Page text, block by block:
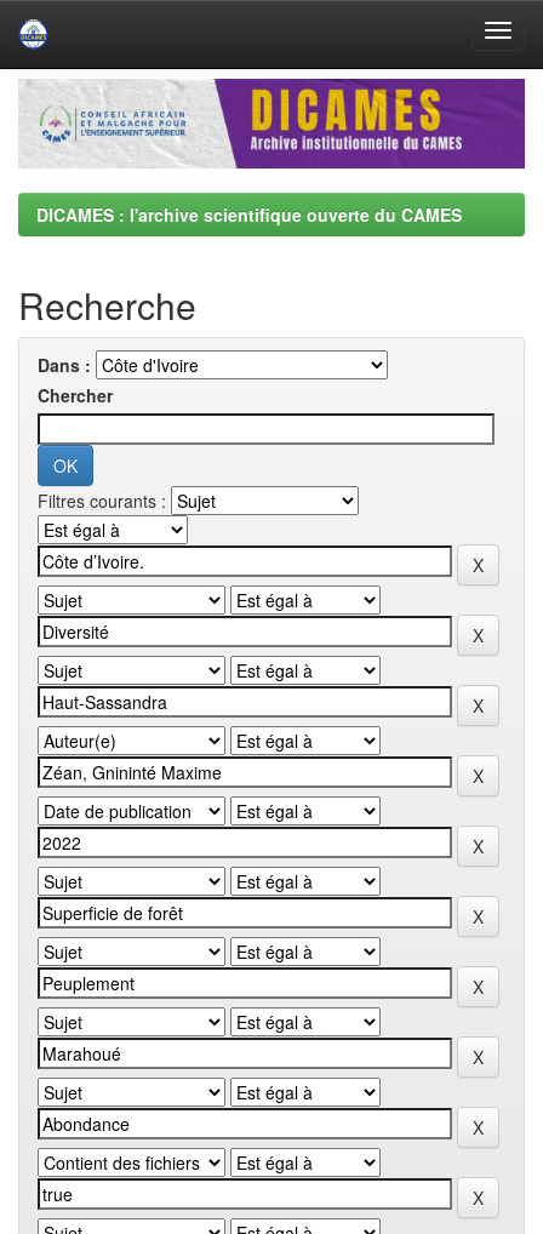
Skip
navigation
DICAMES : l'archive scientifique ouverte du CAMES
Recherche
Dans :
Chercher
Filtres courants :